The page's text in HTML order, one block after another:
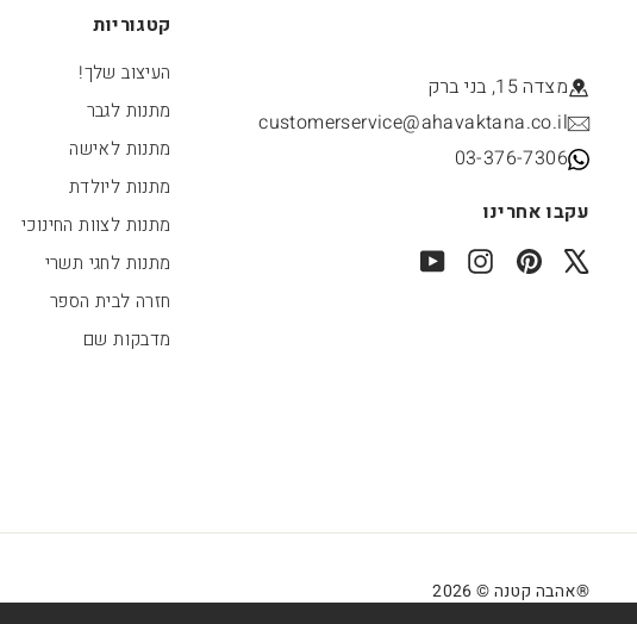
מצדה 15, בני ברק
customerservice@ahavaktana.co.il
03-376-7306
עקבו אחרינו
X
Pinterest
Instagram
YouTube
קטגוריות
העיצוב שלך!
מתנות לגבר
מתנות לאישה
מתנות ליולדת
מתנות לצוות החינוכי
מתנות לחגי תשרי
חזרה לבית הספר
מדבקות שם
®אהבה קטנה © 2026